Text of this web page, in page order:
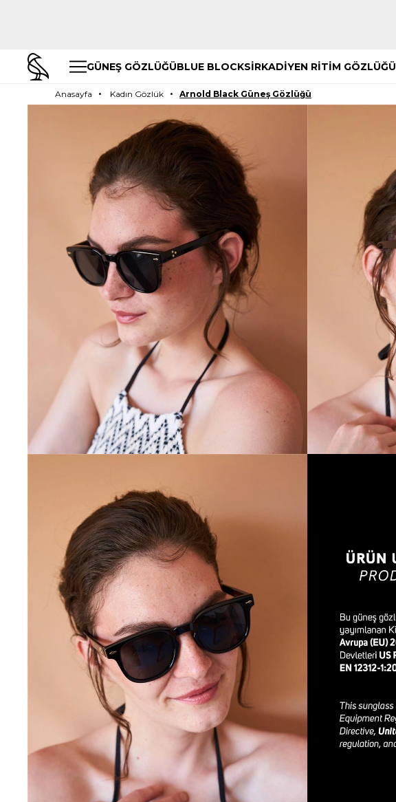
GÜNEŞ GÖZLÜĞÜBLUE BLOCKSİRKADİYEN RİTİM GÖZLÜĞÜ
Anasayfa Kadın Gözlük Arnold Black Güneş Gözlüğü